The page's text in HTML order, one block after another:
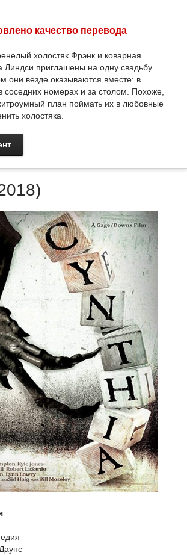
качество перевода
холостяк Фрэнк и коварная
Линдси приглашены на одну свадьбу.
они везде оказываются вместе: в
соседних номерах и за столом. Похоже,
план поймать их в любовные
холостяка.